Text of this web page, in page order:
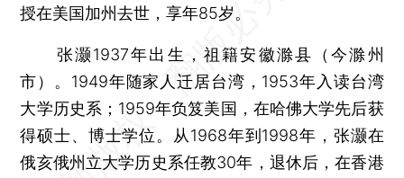
授在美国加州去世，享年85岁。
张灏1937年出生，祖籍安徽滁县（今滁州
市）。1949年随家人迁居台湾，1953年入读台湾
大学历史系；1959年负笈美国，在哈佛大学先后获
得硕士、博士学位。从1968年到1998年，张灏在
俄亥俄州立大学历史系任教30年，退休后，在香港